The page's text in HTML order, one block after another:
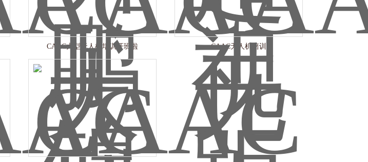
CAAC大型无人机培训开班啦 CAAC无人机培训